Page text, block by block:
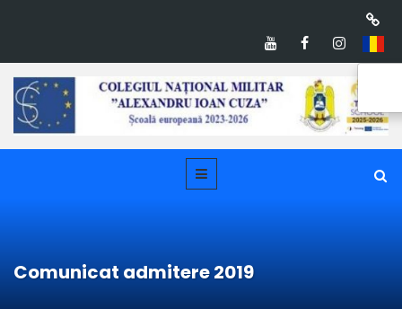
Comunicat admitere 2019